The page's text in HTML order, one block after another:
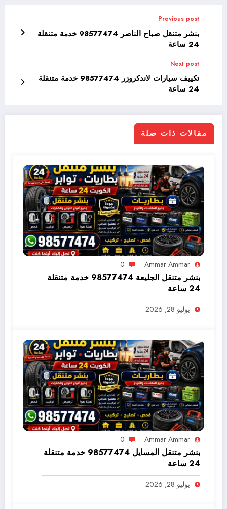
Previous post
بنشر متنقل صباح الناصر 98577474 خدمة متنقلة
24 ساعة
Next post
تكييف سيارات لاندكروزر 98577474 خدمة متنقلة
24 ساعة
مقالات ذات صلة
Ammar Ammar
0
بنشر متنقل الجليعة 98577474 خدمة متنقلة
24 ساعة
يوليو 28, 2026
Ammar Ammar
0
بنشر متنقل المسايل 98577474 خدمة متنقلة
24 ساعة
يوليو 28, 2026